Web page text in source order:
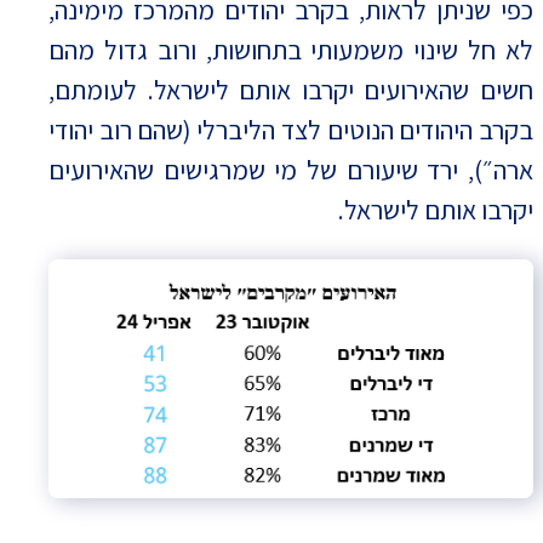
כפי שניתן לראות, בקרב יהודים מהמרכז מימינה,
לא חל שינוי משמעותי בתחושות, ורוב גדול מהם
חשים שהאירועים יקרבו אותם לישראל. לעומתם,
בקרב היהודים הנוטים לצד הליברלי (שהם רוב יהודי
ארה״), ירד שיעורם של מי שמרגישים שהאירועים
יקרבו אותם לישראל.